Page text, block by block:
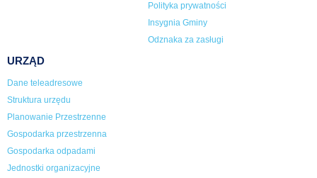
Polityka prywatności
Insygnia Gminy
Odznaka za zasługi
URZĄD
Dane teleadresowe
Struktura urzędu
Planowanie Przestrzenne
Gospodarka przestrzenna
Gospodarka odpadami
Jednostki organizacyjne